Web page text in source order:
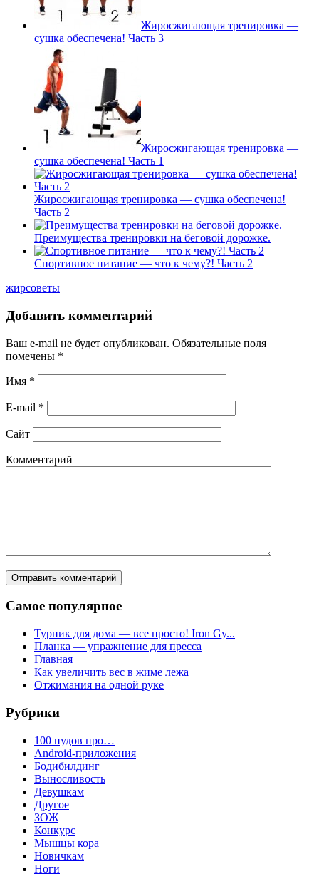
Жиросжигающая тренировка —
сушка обеспечена! Часть 3
Жиросжигающая тренировка —
сушка обеспечена! Часть 1
Жиросжигающая тренировка — сушка обеспечена!
Часть 2
Преимущества тренировки на беговой дорожке.
Спортивное питание — что к чему?! Часть 2
жирсоветы
Добавить комментарий
Ваш e-mail не будет опубликован. Обязательные поля
помечены *
Имя *
E-mail *
Сайт
Комментарий
Самое популярное
Турник для дома — все просто! Iron Gy...
Планка — упражнение для пресса
Главная
Как увеличить вес в жиме лежа
Отжимания на одной руке
Рубрики
100 пудов про…
Android-приложения
Бодибилдинг
Выносливость
Девушкам
Другое
ЗОЖ
Конкурс
Мышцы кора
Новичкам
Ноги